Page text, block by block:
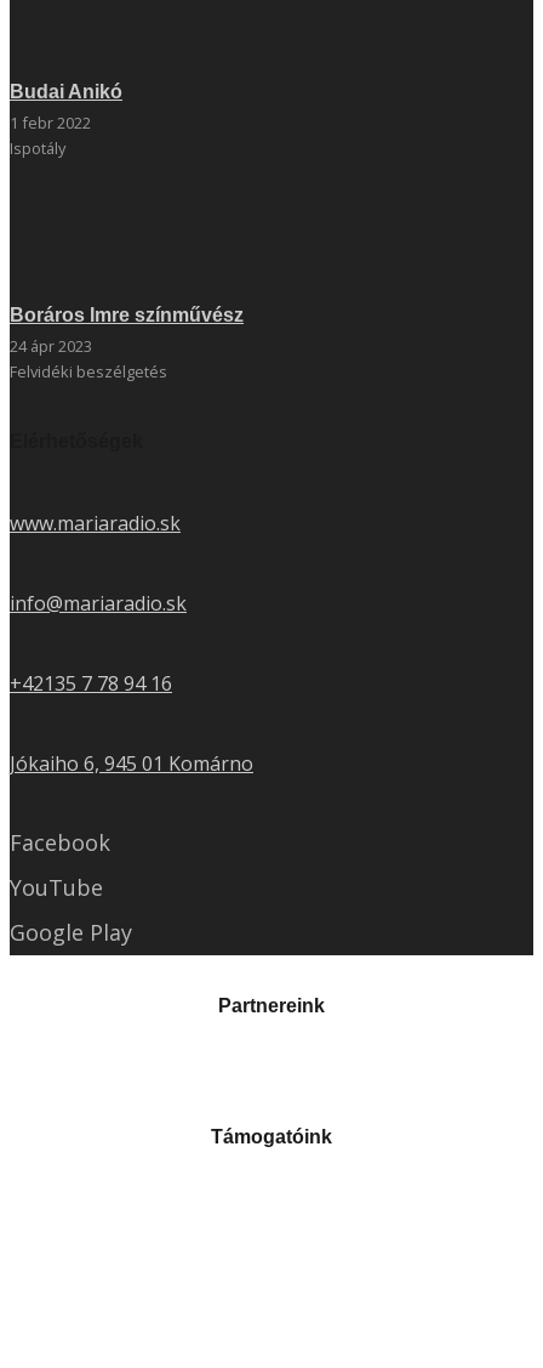
Budai Anikó
1 febr 2022
Ispotály
Boráros Imre színművész
24 ápr 2023
Felvidéki beszélgetés
www.mariaradio.sk
info@mariaradio.sk
+42135 7 78 94 16
Jókaiho 6, 945 01 Komárno
Facebook
YouTube
Google Play
Partnereink
Támogatóink